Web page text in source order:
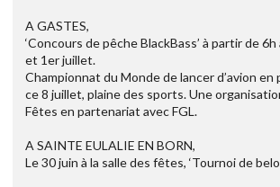
A GASTES,
‘Concours de pêche BlackBass’ à partir de
et 1er juillet.
Championnat du Monde de lancer d’avion en
ce 8 juillet, plaine des sports. Une
Fêtes en partenariat avec FGL.
A SAINTE EULALIE EN BORN,
Le 30 juin à la salle des fêtes, ‘Tournoi de